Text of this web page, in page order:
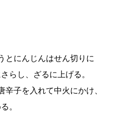
とにんじんはせん切りに
らし、ざるに上げる。
子を入れて中火にかけ、
。